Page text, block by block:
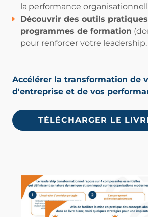
la performance
Découvrir des outils pratiques
programmes de formation
pour renforcer votre leadership.
Accélérer la transformation de
d'entreprise et de vos
TÉLÉCHARGER LE